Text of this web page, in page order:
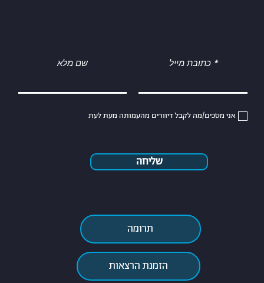
תרומה
הזמנת הרצאות
שם מלא כתובת מייל
שליחה
אני מסכים/מה לקבל דיוורים מהעמותה מעת לעת